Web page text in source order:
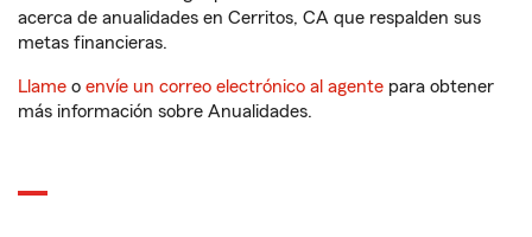
acerca de anualidades en Cerritos, CA que respalden sus
metas financieras.
Llame o envíe un correo electrónico al agente para obtener
más información sobre Anualidades.